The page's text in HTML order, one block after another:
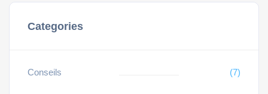
Categories
Conseils (7)